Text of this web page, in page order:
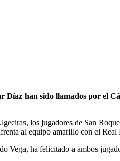
Díaz han sido llamados por el
los jugadores de San
al equipo amarillo con el Real
Vega, ha felicitado a ambos